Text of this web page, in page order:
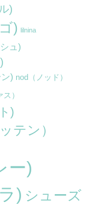
)
) lilnina
ュ)
) nod（ノッド）
）
)
テン）
ー)
) シューズ